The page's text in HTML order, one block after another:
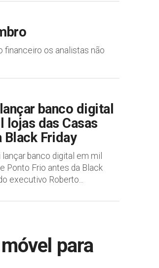
financeiro os analistas não
banco digital
lojas das Casas
Black Friday
lançar banco digital em mil
Ponto Frio antes da Black
executivo Roberto...
para